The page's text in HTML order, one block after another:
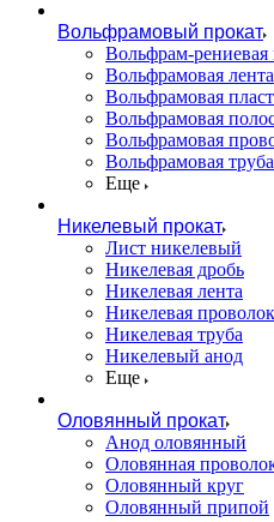
Вольфрамовый прокат
Вольфрам-рениевая
Вольфрамовая лента
Вольфрамовая
Вольфрамовая
Вольфрамовая
Вольфрамовая труба
Еще
Никелевый прокат
Лист никелевый
Никелевая дробь
Никелевая лента
Никелевая
Никелевая труба
Никелевый анод
Еще
Оловянный прокат
Анод оловянный
Оловянная
Оловянный круг
Оловянный припой